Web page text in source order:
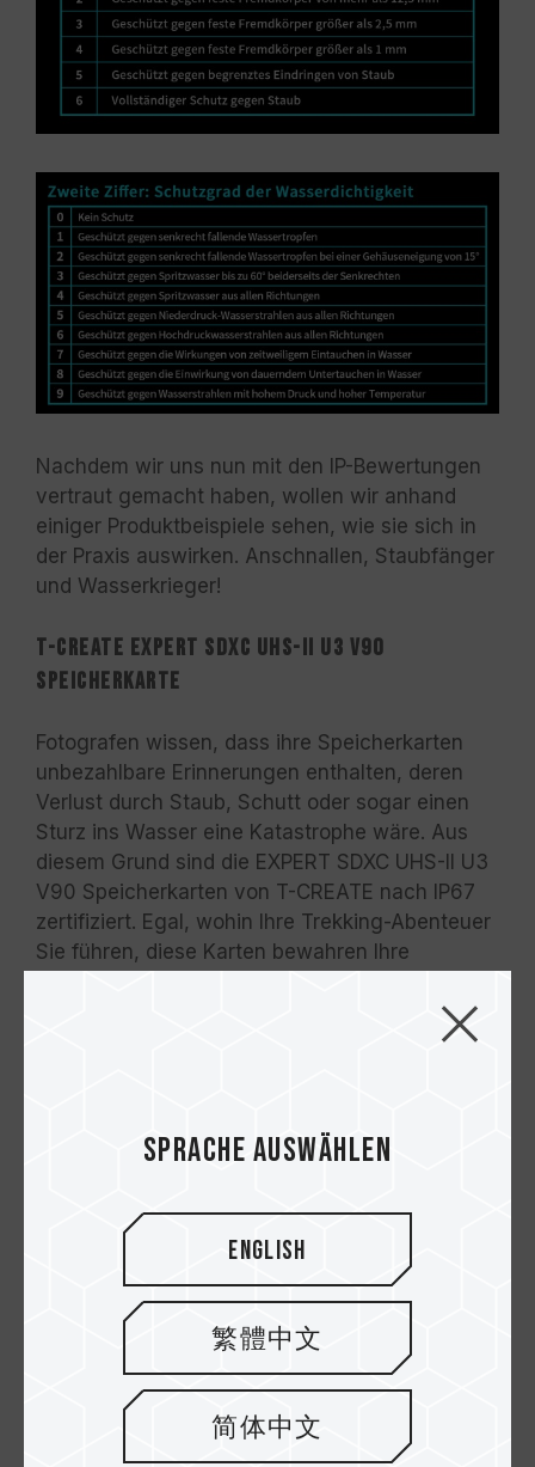
Nachdem wir uns nun mit den IP-Bewertungen
vertraut gemacht haben, wollen wir anhand
einiger Produktbeispiele sehen, wie sie sich in
der Praxis auswirken. Anschnallen, Staubfänger
und Wasserkrieger!
T-CREATE EXPERT SDXC UHS-II U3 V90
Speicherkarte
Fotografen wissen, dass ihre Speicherkarten
unbezahlbare Erinnerungen enthalten, deren
Verlust durch Staub, Schutt oder sogar einen
Sturz ins Wasser eine Katastrophe wäre. Aus
diesem Grund sind die EXPERT SDXC UHS-II U3
V90 Speicherkarten von T-CREATE nach IP67
zertifiziert. Egal, wohin Ihre Trekking-Abenteuer
Sie führen, diese Karten bewahren Ihre
TEAMGROUP PD1000 SSD
Die PD1000 SSD unterstützt eine maximale
Kapazität von bis zu 2 TB und ist nach IP68
zertifiziert, einer begehrten Schutzklasse, die in
Sprache auswählen
English
繁體中文
简体中文